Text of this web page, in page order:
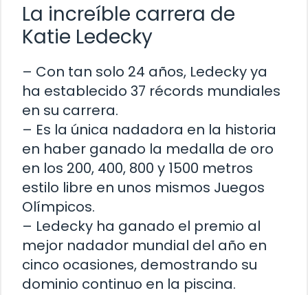
La increíble carrera de
Katie Ledecky
– Con tan solo 24 años, Ledecky ya
ha establecido 37 récords mundiales
en su carrera.
– Es la única nadadora en la historia
en haber ganado la medalla de oro
en los 200, 400, 800 y 1500 metros
estilo libre en unos mismos Juegos
Olímpicos.
– Ledecky ha ganado el premio al
mejor nadador mundial del año en
cinco ocasiones, demostrando su
dominio continuo en la piscina.